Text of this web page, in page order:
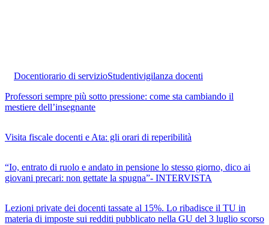
Docentiorario di servizioStudentivigilanza docenti
Professori sempre più sotto pressione: come sta cambiando il
mestiere dell’insegnante
Visita fiscale docenti e Ata: gli orari di reperibilità
“Io, entrato di ruolo e andato in pensione lo stesso giorno, dico ai
giovani precari: non gettate la spugna”- INTERVISTA
Lezioni private dei docenti tassate al 15%. Lo ribadisce il TU in
materia di imposte sui redditi pubblicato nella GU del 3 luglio scorso